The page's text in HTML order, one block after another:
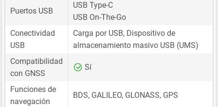
Puertos USB
USB Type-C
USB On-The-Go
Conectividad
USB
Carga por USB, Dispositivo de
almacenamiento masivo USB (UMS)
Compatibilidad
con GNSS
Sí
Funciones de
navegación
BDS, GALILEO, GLONASS, GPS